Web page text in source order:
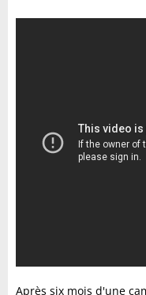
Après six mois d'une